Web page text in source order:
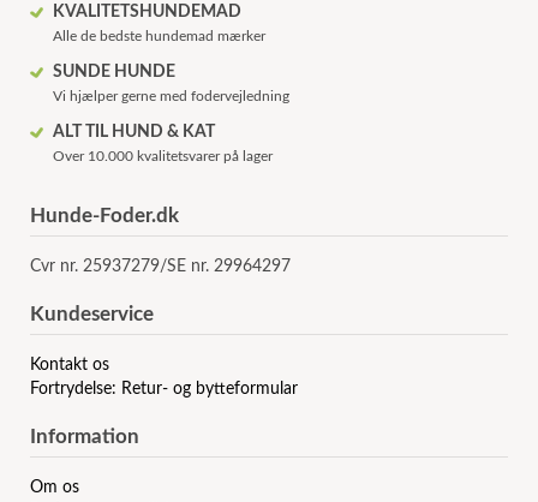
KVALITETSHUNDEMAD
Alle de bedste hundemad mærker
SUNDE HUNDE
Vi hjælper gerne med fodervejledning
ALT TIL HUND & KAT
Over 10.000 kvalitetsvarer på lager
Hunde-Foder.dk
Cvr nr. 25937279/SE nr. 29964297
Kundeservice
Kontakt os
Fortrydelse: Retur- og bytteformular
Information
Om os